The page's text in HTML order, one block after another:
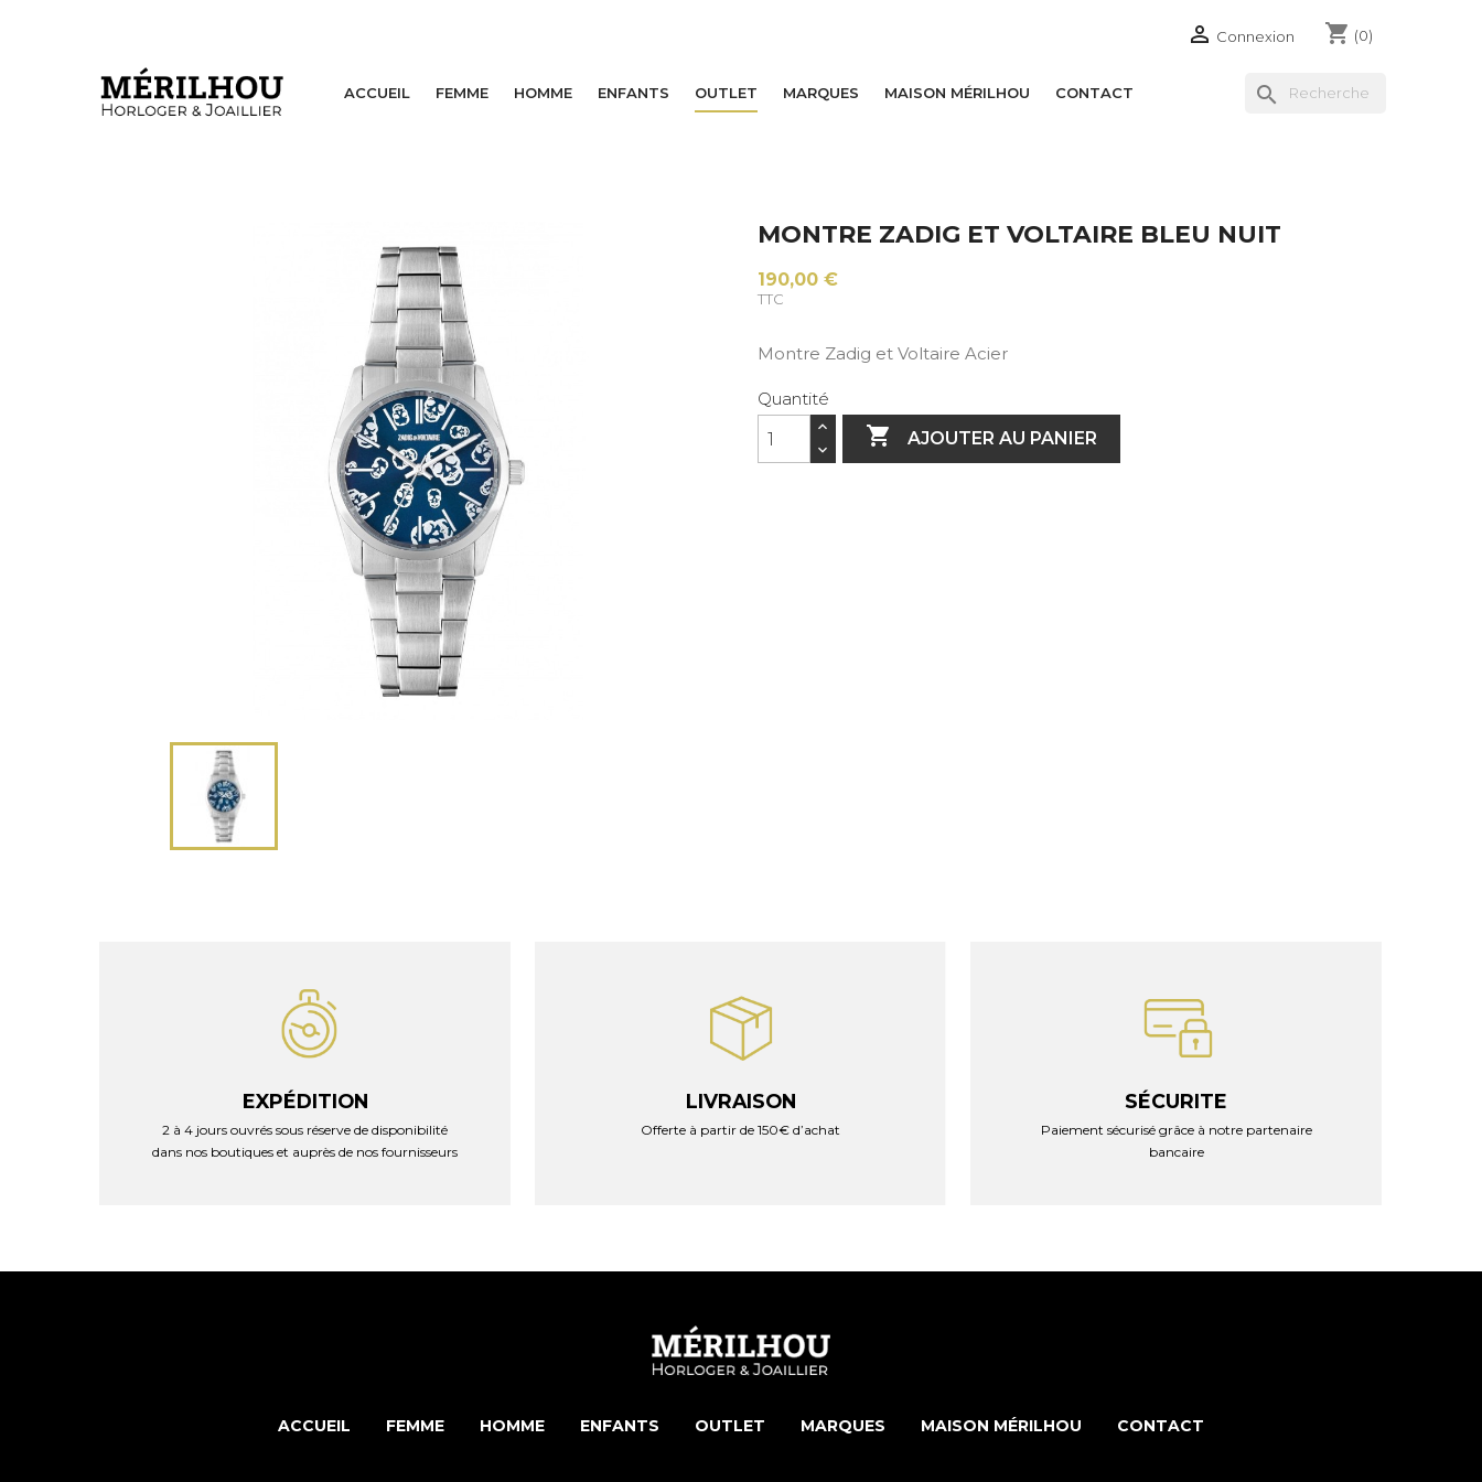
 Connexion shopping_cart (0)
ACCUEIL FEMME HOMME ENFANTS OUTLET MARQUES MAISON MÉRILHOU CONTACT search
MONTRE ZADIG ET VOLTAIRE BLEU NUIT
190,00 €
TTC
Montre Zadig et Voltaire Acier
Quantité
 AJOUTER AU PANIER
EXPÉDITION
2 à 4 jours ouvrés sous réserve de disponibilité
dans nos boutiques et auprès de nos fournisseurs
LIVRAISON
Offerte à partir de 150€ d’achat
SÉCURITE
Paiement sécurisé grâce à notre partenaire
bancaire
ACCUEIL FEMME HOMME ENFANTS OUTLET MARQUES MAISON MÉRILHOU CONTACT